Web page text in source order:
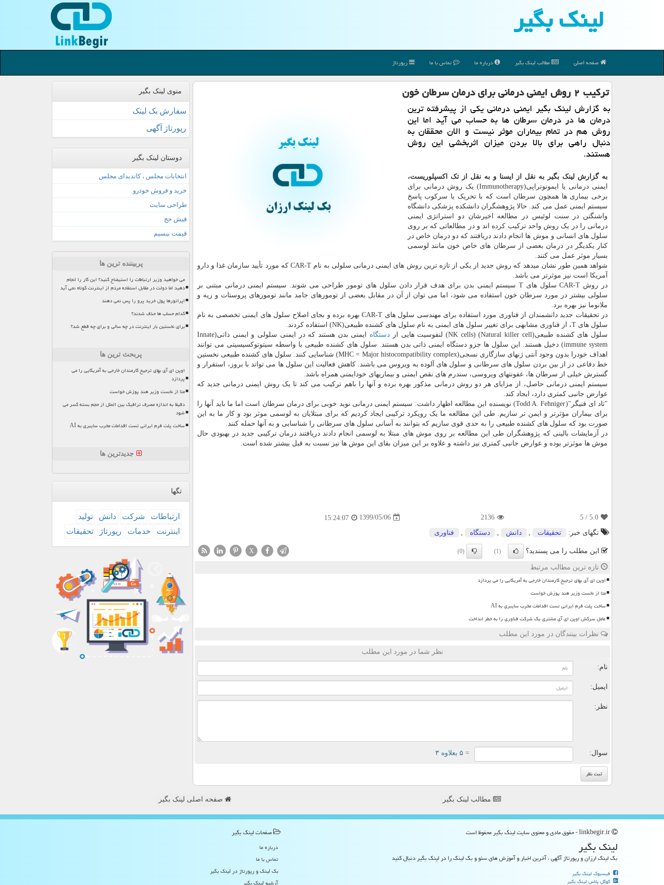
لینك بگیر
صفحه اصلی مطالب لینك بگیر درباره ما تماس با ما رپورتاژ
تركیب ۲ روش ایمنی درمانی برای درمان سرطان خون
به گزارش لینك بگیر ایمنی درمانی یكی از پیشرفته ترین
درمان ها در درمان سرطان ها به حساب می آید اما این
روش هم در تمام بیماران موثر نیست و الان محققان به
دنبال راهی برای بالا بردن میزان اثربخشی این روش
هستند.
به گزارش لینک بگیر به نقل از ایسنا و به نقل از تک اکسپلوریست،
ایمنی درمانی یا ایمونوتراپی(Immunotherapy‎) یک روش درمانی برای
برخی بیماری ها همچون سرطان است که با تحریک یا سرکوب پاسخ
سیستم ایمنی عمل می کند. حالا پژوهشگران دانشکده پزشکی دانشگاه
واشنگتن در سنت لوئیس در مطالعه اخیرشان دو استراتژی ایمنی
درمانی را در یک روش واحد ترکیب کرده اند و در مطالعاتی که بر روی
سلول های انسانی و موش ها انجام دادند دریافتند که دو درمان خاص در
کنار یکدیگر در درمان بعضی از سرطان های خاص خون مانند لوسمی
بسیار موثر عمل می کنند.
شواهد همین طور نشان میدهد که روش جدید از یکی از تازه ترین روش های ایمنی درمانی سلولی به نام CAR-T که مورد تأیید سازمان غذا و دارو
آمریکا است نیز موثرتر می باشد.
در روش CAR-T سلول های T سیستم ایمنی بدن برای هدف قرار دادن سلول های تومور طراحی می شوند. سیستم ایمنی درمانی مبتنی بر
سلولی بیشتر در مورد سرطان خون استفاده می شود، اما می توان از آن در مقابل بعضی از تومورهای جامد مانند تومورهای پروستات و ریه و
ملانوما نیز بهره برد.
در تحقیقات جدید دانشمندان از فناوری مورد استفاده برای مهندسی سلول های CAR-T بهره برده و بجای اصلاح سلول های ایمنی تخصصی به نام
سلول های T، از فناوری مشابهی برای تغییر سلول های ایمنی به نام سلول های کشنده طبیعی(NK) استفاده کردند.
سلول های کشنده طبیعی(Natural killer cell) (NK cells) لنفوسیت هایی از
دستگاه
ایمنی بدن هستند که در ایمنی سلولی و ایمنی ذاتی(Innate
immune system) دخیل هستند. این سلول ها جزو دستگاه ایمنی ذاتی بدن هستند. سلول های کشنده طبیعی با واسطه سیتوتوکسیسیتی می توانند
اهداف خودرا بدون وجود آنتی ژنهای سازگاری نسجی(MHC = Major histocompatibility complex) شناسایی کنند. سلول های کشنده طبیعی نخستین
خط دفاعی در از بین بردن سلول های سرطانی و سلول های آلوده به ویروس می باشند. کاهش فعالیت این سلول ها می تواند با بروز، استقرار و
گسترش خیلی از سرطان ها، عفونتهای ویروسی، سندرم های نقص ایمنی و بیماریهای خودایمنی همراه باشد.
سیستم ایمنی درمانی حاصل، از مزایای هر دو روش درمانی مذکور بهره برده و آنها را باهم ترکیب می کند تا یک روش ایمنی درمانی جدید که
عوارض جانبی کمتری دارد، ایجاد کند.
"تاد ای فنیگر"(Todd A. Fehniger) نویسنده این مطالعه اظهار داشت: سیستم ایمنی درمانی نوید خوبی برای درمان سرطان است اما ما باید آنها را
برای بیماران مؤثرتر و ایمن تر سازیم. طی این مطالعه ما یک رویکرد ترکیبی ایجاد کردیم که برای مبتلایان به لوسمی موثر بود و کار ما به این
صورت بود که سلول های کشنده طبیعی را به حدی قوی سازیم که بتوانند به آسانی سلول های سرطانی را شناسایی و به آنها حمله کنند.
در آزمایشات بالینی که پژوهشگران طی این مطالعه بر روی موش های مبتلا به لوسمی انجام دادند دریافتند درمان ترکیبی جدید در بهبودی حال
موش ها موثرتر بوده و عوارض جانبی کمتری نیز داشته و علاوه بر این میزان بقای این موش ها نیز نسبت به قبل بیشتر شده است.
5.0
/ 5
2136
1399/05/06
15:24:07
تگهای خبر:
تحقیقات دانش دستگاه فناوری
این مطلب را می پسندید؟ (1)
(0)
X
تازه ترین مطالب مرتبط
اوپن ای آی بهای ترجیح کارمندان خارجی به آمریکایی را می پردازد
متا از نخست وزیر هند پوزش خواست
ساخت پلت فرم ایرانی تست اقدامات مخرب سایبری به AI
عامل سرکش اوپن ای آی مشتری یک شرکت فناوری را به خطر انداخت
نظرات بینندگان در مورد این مطلب
نظر شما در مورد این مطلب
نام:
ایمیل:
نظر:
سوال: = ۵ بعلاوه ۳
منوی لینک بگیر
سفارش بک لینک
رپورتاژ آگهی
دوستان لینک بگیر
انتخابات مجلس ، کاندیدای مجلس
خرید و فروش خودرو
طراحی سایت
فیش حج
قیمت بیسیم
پربیننده ترین ها
می خواهید وزیر ارتباطات را استیضاح کنید؟ این کار را انجام
دهید اما دولت در مقابل استفاده مردم از اینترنت کوتاه نمی آید
اپراتورها پول خرید پرو را پس نمی دهند
کدام حساب ها حذف شدند؟
برای نخستین بار اینترنت در چه سالی و برای چه قطع شد؟
پربحث ترین ها
اوپن ای آی بهای ترجیح کارمندان خارجی به آمریکایی را می
پردازد
متا از نخست وزیر هند پوزش خواست
دقیقا به اندازه مصرف ترافیک بین الملل از حجم بسته کسر می
شود
ساخت پلت فرم ایرانی تست اقدامات مخرب سایبری به AI
جدیدترین ها
تگها
ارتباطات شركت دانش
تولید
اینترنت
خدمات رپورتاژ تحقیقات
مطالب لینک بگیر صفحه اصلی لینک بگیر
لینك بگیر
بک لینک ارزان و رپورتاژ آگهی ، آخرین اخبار و آموزش های سئو و بک لینک را در لینک بگیر دنبال کنید
فیسبوک لینک بگیر
گوگل پلاس لینک بگیر
صفحات لینك بگیر
درباره ما
تماس با ما
بک لینک و رپورتاژ در لینك بگیر
آرشیو لینك بگیر